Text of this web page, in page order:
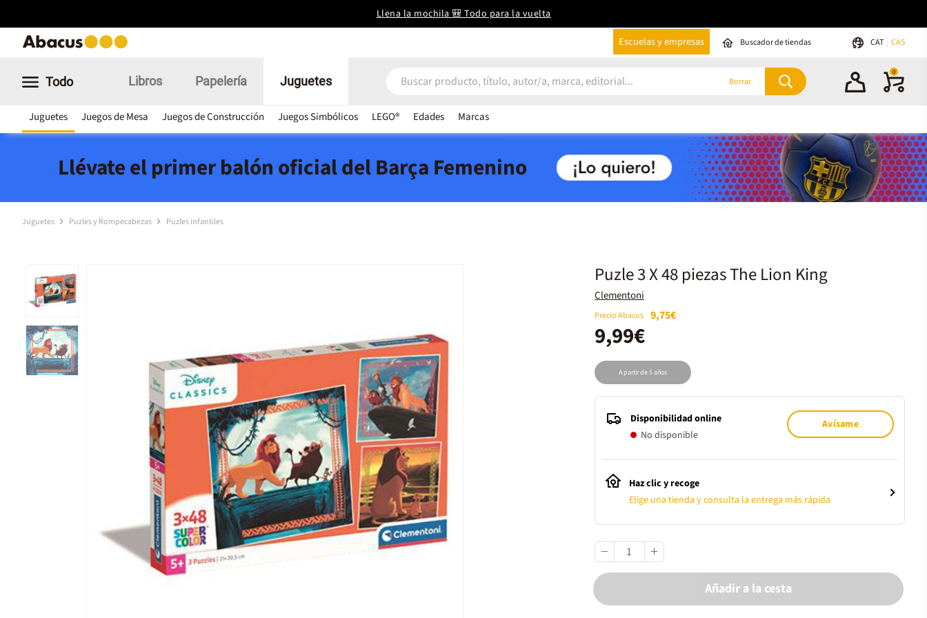
Llena la mochila 🎒 Todo para la vuelta
Escuelas y empresas Buscador de tiendas CAT CAS
Todo Libros Papelería Juguetes
Juguetes Juegos de Mesa Juegos de Construcción Juegos Simbólicos LEGO® Edades Marcas
Borrar
0
Llévate el primer balón oficial del Barça Femenino
Juguetes Puzles y Rompecabezas Puzles infantiles
Puzle 3 X 48 piezas The Lion King
Clementoni
Precio Abacus 9,75€
9,99€
A partir de 5 años
Disponibilidad online
No disponible
Avísame
Haz clic y recoge
Elige una tienda y consulta la entrega más rápida
Añadir a la cesta